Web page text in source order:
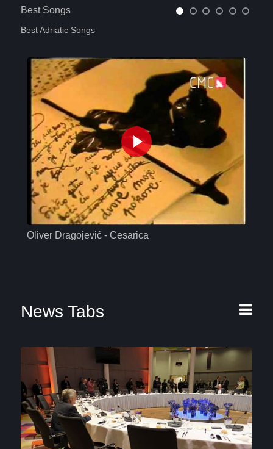
Best Songs
Best Adriatic Songs
Oliver Dragojević - Cesarica
News Tabs